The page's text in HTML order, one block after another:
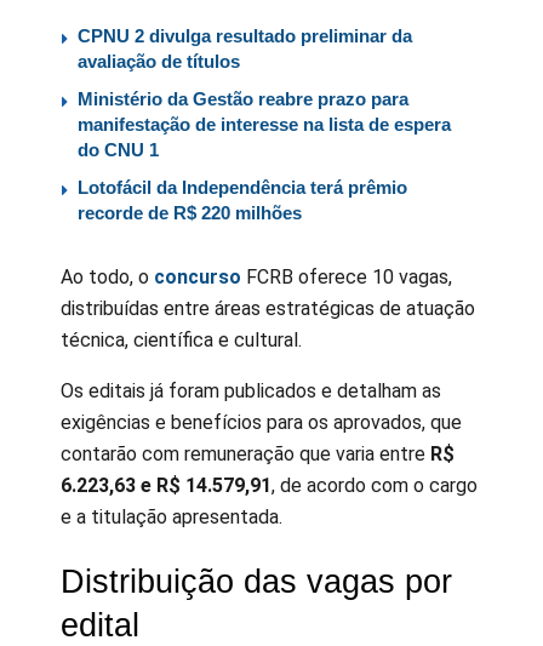
CPNU 2 divulga resultado preliminar da
avaliação de títulos
Ministério da Gestão reabre prazo para
manifestação de interesse na lista de espera
do CNU 1
Lotofácil da Independência terá prêmio
recorde de R$ 220 milhões
Ao todo, o concurso FCRB oferece 10 vagas,
distribuídas entre áreas estratégicas de atuação
técnica, científica e cultural.
Os editais já foram publicados e detalham as
exigências e benefícios para os aprovados, que
contarão com remuneração que varia entre R$
6.223,63 e R$ 14.579,91, de acordo com o cargo
e a titulação apresentada.
Distribuição das vagas por
edital